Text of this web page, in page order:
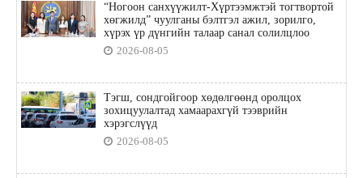
“Ногоон санхүүжилт-Хүртээмжтэй тогтвортой
хөгжилд” чуулганы бэлтгэл ажил, зорилго,
хүрэх үр дүнгийн талаар санал солилцлоо
2026-08-05
Тэгш, сондгойгоор хөдөлгөөнд оролцох
зохицуулалтад хамаарахгүй тээврийн
хэрэгслүүд
2026-08-05